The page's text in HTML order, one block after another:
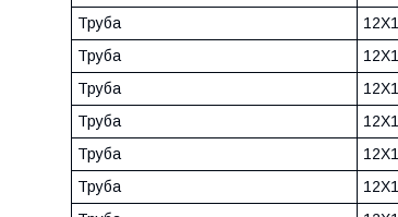
Труба
Труба
Труба
Труба
Труба
Труба